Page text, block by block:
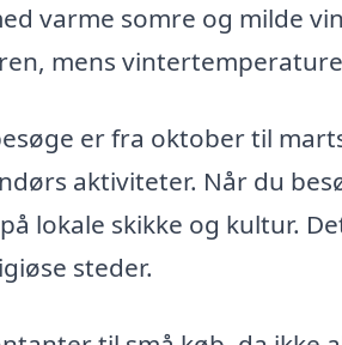
varme somre og milde
mens
er fra oktober til
aktiviteter. Når du
lokale skikke og kultur.
steder.